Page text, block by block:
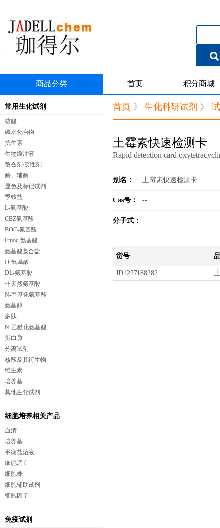
商品分类 首页 积分商城
常用生化试剂
核酸
碳水化合物
抗生素
生物缓冲液
螯合剂/变性剂
酶、辅酶
显色及标记试剂
季铵盐
L-氨基酸
CBZ氨基酸
BOC-氨基酸
Fmoc-氨基酸
氨基酸复合盐
D-氨基酸
DL-氨基酸
非天然氨基酸
N-甲基化氨基酸
氨基醇
多肽
N-乙酰化氨基酸
蛋白质
分离试剂
核酸及其衍生物
维生素
培养基
其他生化试剂
细胞培养相关产品
血清
培养基
平衡盐溶液
细胞凋亡
细胞株
细胞辅助试剂
细胞因子
免疫试剂
首页 》 生化科研试剂 》
土霉素快速检测卡
Rapid detection card
别名： 土霉素快速检测卡
Cas号： --
分子式： --
货号
JD1227188282